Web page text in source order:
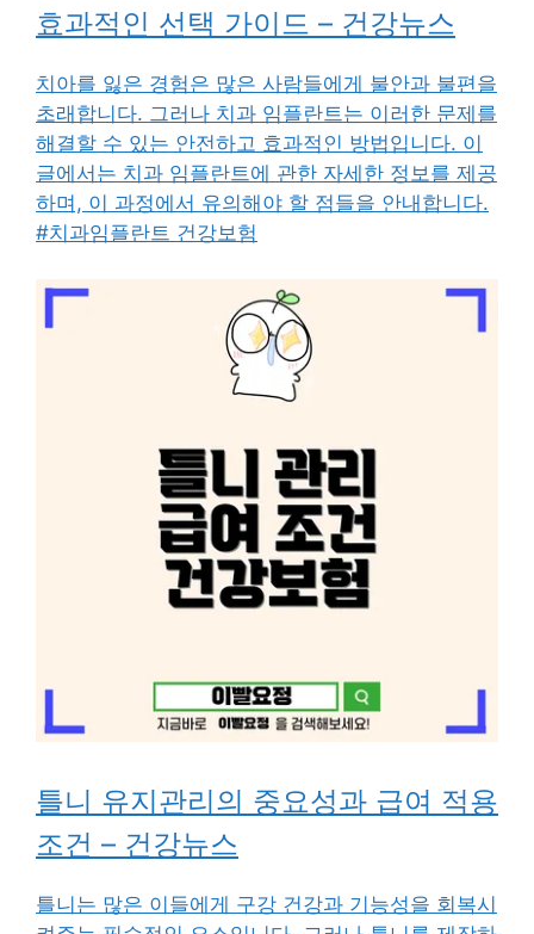
효과적인 선택 가이드 – 건강뉴스
치아를 잃은 경험은 많은 사람들에게 불안과 불편을
초래합니다. 그러나 치과 임플란트는 이러한 문제를
해결할 수 있는 안전하고 효과적인 방법입니다. 이
글에서는 치과 임플란트에 관한 자세한 정보를 제공
하며, 이 과정에서 유의해야 할 점들을 안내합니다.
#치과임플란트 건강보험
틀니 유지관리의 중요성과 급여 적용
조건 – 건강뉴스
틀니는 많은 이들에게 구강 건강과 기능성을 회복시